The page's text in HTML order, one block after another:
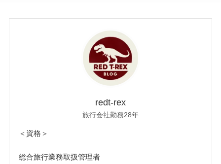
redt-rex
旅行会社勤務28年
＜資格＞
総合旅行業務取扱管理者